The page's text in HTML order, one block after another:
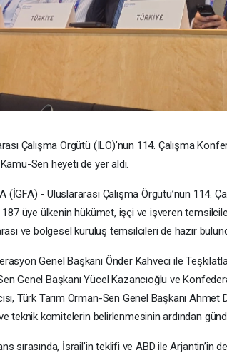
Çalışma Örgütü (ILO)’nun 114. Çalışma
Sen heyeti de yer aldı.
(İGFA) - Uluslararası Çalışma Örgütü’nun 114.
187 üye ülkenin hükümet, işçi ve işveren
ve bölgesel kuruluş temsilcileri de hazır
Genel Başkanı Önder Kahveci ile
Genel Başkanı Yücel Kazancıoğlu ve
Türk Tarım Orman-Sen Genel Başkanı
teknik komitelerin belirlenmesinin ardından
sırasında, İsrail’in teklifi ve ABD ile Arjantin’in